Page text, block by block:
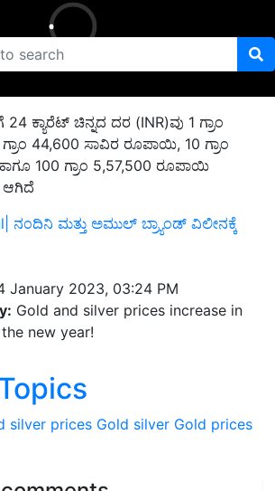
24 ಕ್ಯಾರೆಟ್ ಚಿನ್ನದ ದರ (INR)ವು 1 ಗ್ರಾಂ
44,600 ಸಾವಿರ ರೂಪಾಯಿ, 10 ಗ್ರಾಂ
100 ಗ್ರಾಂ 5,57,500 ರೂಪಾಯಿ
ಆಗಿದೆ
Gold and silver prices increase in
new year!
silver prices